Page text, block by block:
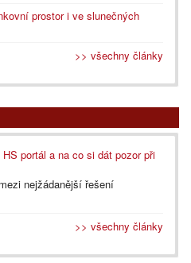
prostor i ve slunečných
>> všechny články
portál a na co si dát pozor při
nejžádanější řešení
>> všechny články